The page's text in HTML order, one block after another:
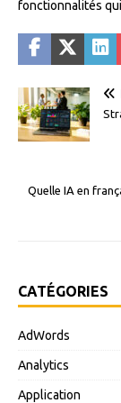
fonctionnalités
Quelle IA en
CATÉGORIES
AdWords
Analytics
Application